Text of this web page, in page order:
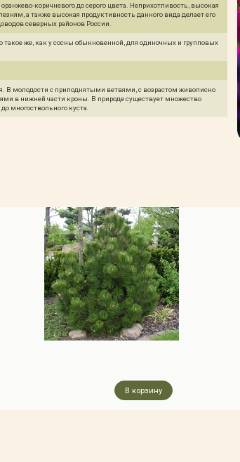
коричневого до серого цвета. Неприхотливость, высокая
а также высокая продуктивность данного вида делает его
северных районов России.
такое же, как у сосны обыкновенной, для одиночных и групповых
В молодости с приподнятыми ветвями, с возрастом живописно
в нижней части кроны. В природе существует множество
многоствольного куста.
В корзину